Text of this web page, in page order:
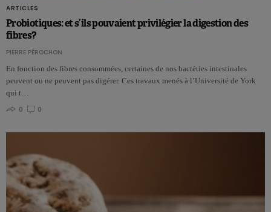
ARTICLES
Probiotiques: et s’ils pouvaient privilégier la digestion des
fibres?
PIERRE PÉROCHON
En fonction des fibres consommées, certaines de nos bactéries intestinales
peuvent ou ne peuvent pas digérer. Ces travaux menés à l’Université de York
qui t…
0
0